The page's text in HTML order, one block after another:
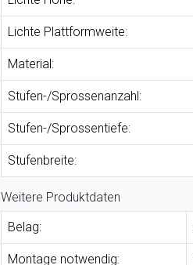
Lichte Plattformweite:
Material:
Stufen-/Sprossenanzahl:
Stufen-/Sprossentiefe:
Stufenbreite:
Weitere Produktdaten
Belag:
Montage notwendig: